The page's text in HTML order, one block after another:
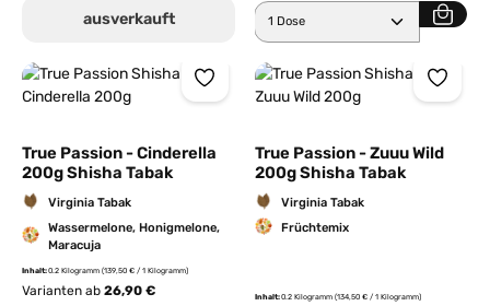
ausverkauft Produkt Anzahl: Gib den
True Passion - Cinderella
200g Shisha Tabak
Virginia Tabak
Wassermelone, Honigmelone,
Maracuja
Inhalt:0.2 Kilogramm (139,50 € / 1 Kilogramm)
Varianten ab 26,90 €
True Passion - Zuuu Wild
200g Shisha Tabak
Virginia Tabak
Früchtemix
Inhalt:0.2 Kilogramm (134,50 € / 1 Kilogramm)